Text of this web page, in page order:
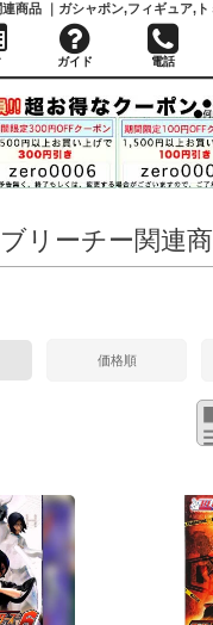
リーチー関連
価格順
ガイド 電話